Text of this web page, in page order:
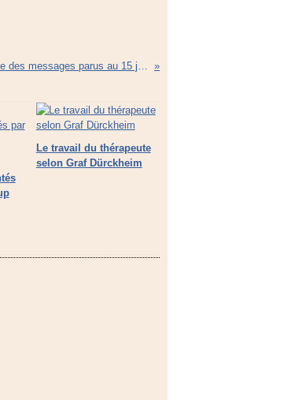
Liste classée des messages parus au 15 janvier 2022 sur les Voies d'Assise
Le travail du thérapeute
selon Graf Dürckheim